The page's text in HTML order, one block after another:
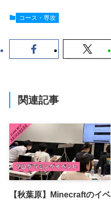
コース・専攻
関連記事
【秋葉原】Minecraftのイベ